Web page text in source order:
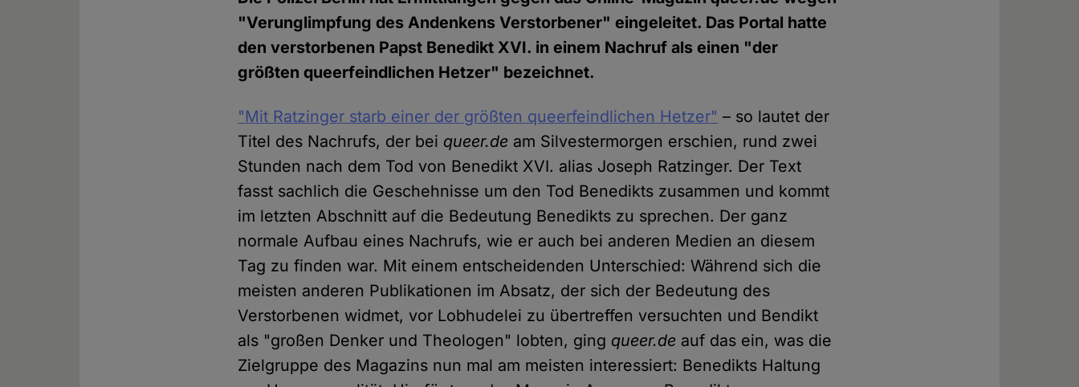
"Verunglimpfung des Andenkens Verstorbener" eingeleitet. Das Portal hatte
den verstorbenen Papst Benedikt XVI. in einem Nachruf als einen "der
größten queerfeindlichen Hetzer" bezeichnet.
"Mit Ratzinger starb einer der größten queerfeindlichen Hetzer" – so lautet der
Titel des Nachrufs, der bei queer.de am Silvestermorgen erschien, rund zwei
Stunden nach dem Tod von Benedikt XVI. alias Joseph Ratzinger. Der Text
fasst sachlich die Geschehnisse um den Tod Benedikts zusammen und kommt
im letzten Abschnitt auf die Bedeutung Benedikts zu sprechen. Der ganz
normale Aufbau eines Nachrufs, wie er auch bei anderen Medien an diesem
Tag zu finden war. Mit einem entscheidenden Unterschied: Während sich die
meisten anderen Publikationen im Absatz, der sich der Bedeutung des
Verstorbenen widmet, vor Lobhudelei zu übertreffen versuchten und Bendikt
als "großen Denker und Theologen" lobten, ging queer.de auf das ein, was die
Zielgruppe des Magazins nun mal am meisten interessiert: Benedikts Haltung